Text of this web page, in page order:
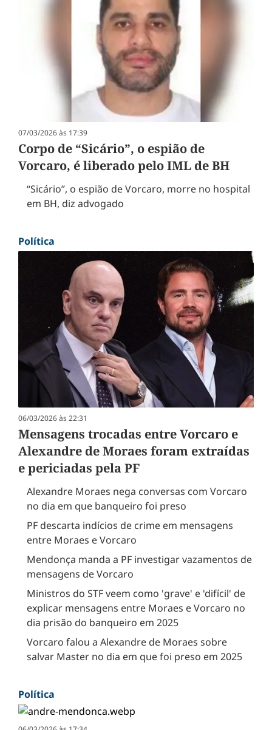
07/03/2026 às 17:39
Corpo de “Sicário”, o espião de
Vorcaro, é liberado pelo IML de BH
“Sicário”, o espião de Vorcaro, morre no hospital
em BH, diz advogado
Política
06/03/2026 às 22:31
Mensagens trocadas entre Vorcaro e
Alexandre de Moraes foram extraídas
e periciadas pela PF
Alexandre Moraes nega conversas com Vorcaro
no dia em que banqueiro foi preso
PF descarta indícios de crime em mensagens
entre Moraes e Vorcaro
Mendonça manda a PF investigar vazamentos de
mensagens de Vorcaro
Ministros do STF veem como 'grave' e 'difícil' de
explicar mensagens entre Moraes e Vorcaro no
dia prisão do banqueiro em 2025
Vorcaro falou a Alexandre de Moraes sobre
salvar Master no dia em que foi preso em 2025
Política